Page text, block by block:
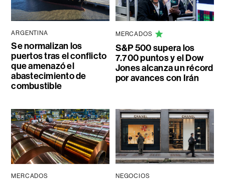
ARGENTINA
Se normalizan los
puertos tras el conflicto
que amenazó el
abastecimiento de
combustible
MERCADOS
S&P 500 supera los
7.700 puntos y el Dow
Jones alcanza un récord
por avances con Irán
MERCADOS NEGOCIOS